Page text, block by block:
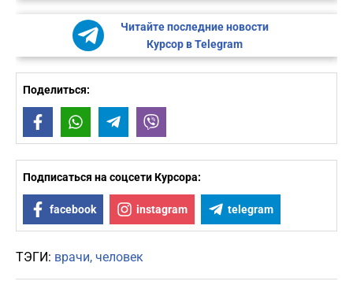
Читайте последние новости
Курсор в Telegram
Поделиться:
FacebookWhatsAppTelegram
Подписаться на соцсети Курсора:
facebook instagram telegram
ТЭГИ: врачи человек